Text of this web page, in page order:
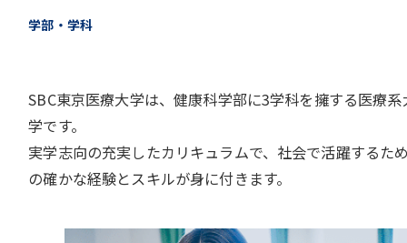
学部・学科
SBC東京医療大学は、健康科学部に3学科を擁する医療系
学です。
実学志向の充実したカリキュラムで、社会で活躍するた
の確かな経験とスキルが身に付きます。